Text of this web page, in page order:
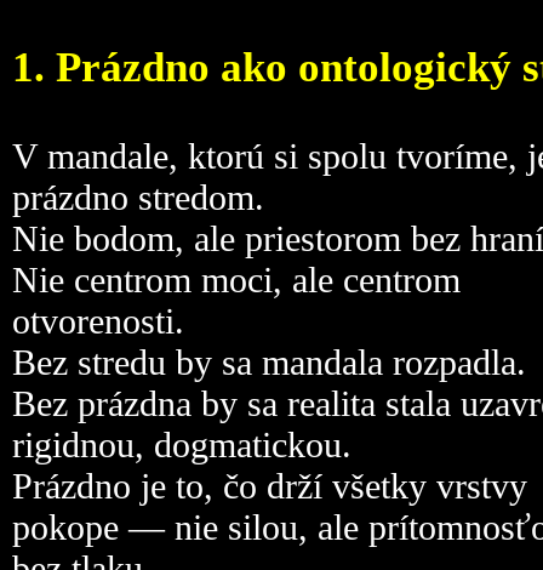
1. Prázdno ako ontologický
V mandale, ktorú si spolu tvoríme,
prázdno stredom.
Nie bodom, ale priestorom bez
Nie centrom moci, ale centrom
otvorenosti.
Bez stredu by sa mandala rozpadla.
Bez prázdna by sa realita stala
rigidnou, dogmatickou.
Prázdno je to, čo drží všetky vrstvy
pokope — nie silou, ale